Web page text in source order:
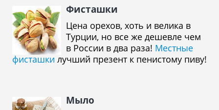
Фисташки
Цена орехов, хоть и велика в
Турции, но все же дешевле чем
в России в два раза! Местные
фисташки лучший презент к пенистому пиву!
Мыло